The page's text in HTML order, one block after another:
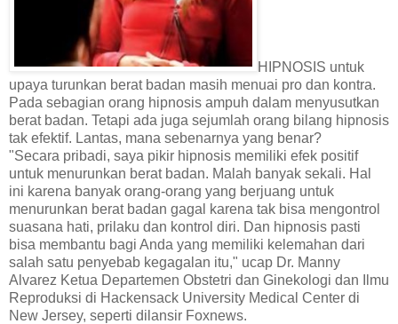
HIPNOSIS untuk
upaya turunkan berat badan masih menuai pro dan kontra.
Pada sebagian orang hipnosis ampuh dalam menyusutkan
berat badan. Tetapi ada juga sejumlah orang bilang hipnosis
tak efektif. Lantas, mana sebenarnya yang benar?
"Secara pribadi, saya pikir hipnosis memiliki efek positif
untuk menurunkan berat badan. Malah banyak sekali. Hal
ini karena banyak orang-orang yang berjuang untuk
menurunkan berat badan gagal karena tak bisa mengontrol
suasana hati, prilaku dan kontrol diri. Dan hipnosis pasti
bisa membantu bagi Anda yang memiliki kelemahan dari
salah satu penyebab kegagalan itu," ucap Dr. Manny
Alvarez Ketua Departemen Obstetri dan Ginekologi dan Ilmu
Reproduksi di Hackensack University Medical Center di
New Jersey, seperti dilansir Foxnews.